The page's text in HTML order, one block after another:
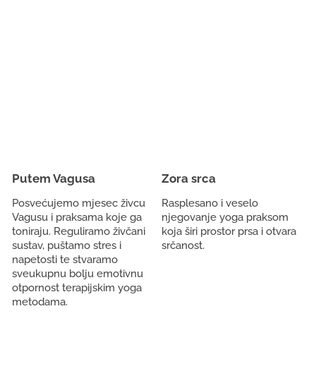
Putem Vagusa
Posvećujemo mjesec živcu
Vagusu i praksama koje ga
toniraju. Reguliramo živčani
sustav, puštamo stres i
napetosti te stvaramo
sveukupnu bolju emotivnu
otpornost terapijskim yoga
metodama.
Zora srca
Rasplesano i veselo
njegovanje yoga praksom
koja širi prostor prsa i otvara
srčanost.